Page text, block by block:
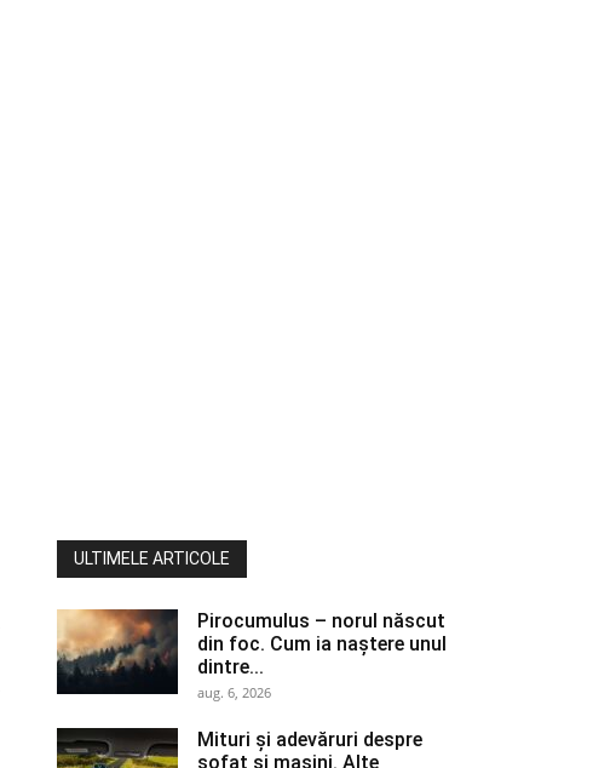
ULTIMELE ARTICOLE
Pirocumulus – norul născut
din foc. Cum ia naștere unul
dintre...
aug. 6, 2026
Mituri și adevăruri despre
șofat și mașini. Alte